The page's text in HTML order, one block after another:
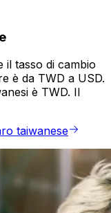
il tasso di cambio
è da TWD a USD.
è TWD. Il
taiwanese